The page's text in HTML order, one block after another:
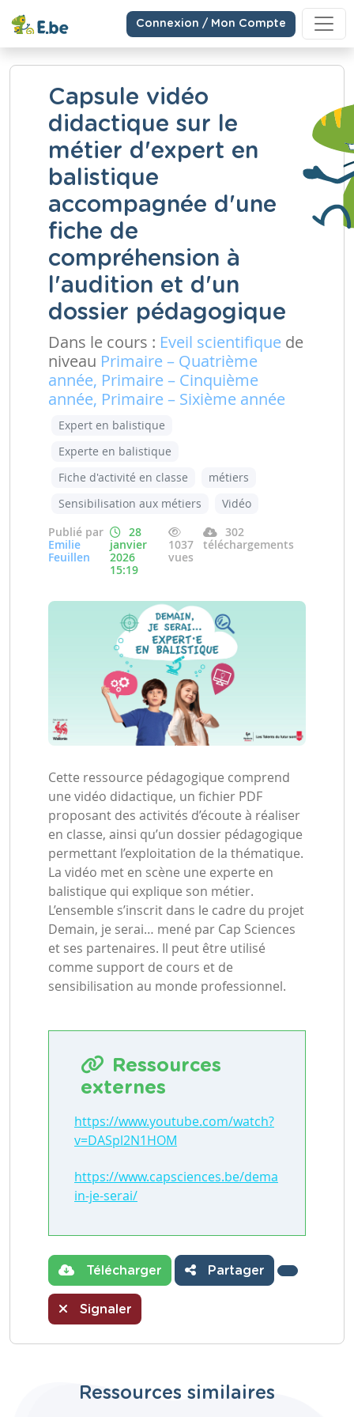
Connexion / Mon Compte
Capsule vidéo
didactique sur le
métier d'expert en
balistique
accompagnée d'une
fiche de
compréhension à
l'audition et d'un
dossier pédagogique
Dans le cours : Eveil scientifique de
niveau Primaire – Quatrième
année, Primaire – Cinquième
année, Primaire – Sixième année
Expert en balistique
Experte en balistique
Fiche d'activité en classe
métiers
Sensibilisation aux métiers
Vidéo
Publié par
Emilie
Feuillen
28
janvier
2026
15:19
1037
vues
302
téléchargements
Cette ressource pédagogique comprend
une vidéo didactique, un fichier PDF
proposant des activités d’écoute à réaliser
en classe, ainsi qu’un dossier pédagogique
permettant l’exploitation de la thématique.
La vidéo met en scène une experte en
balistique qui explique son métier.
L’ensemble s’inscrit dans le cadre du projet
Demain, je serai… mené par Cap Sciences
et ses partenaires. Il peut être utilisé
comme support de cours et de
sensibilisation au monde professionnel.
Ressources
externes
https://www.youtube.com/watch?
v=DASpl2N1HOM
https://www.capsciences.be/dema
in-je-serai/
Télécharger Partager
Signaler
Ressources similaires